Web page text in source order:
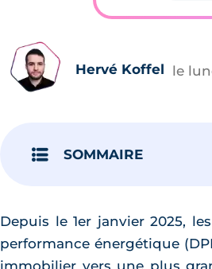
Hervé Koffel le
SOMMAIRE
Depuis le 1er janvier 2025,
performance énergétique
immobilier vers une plus